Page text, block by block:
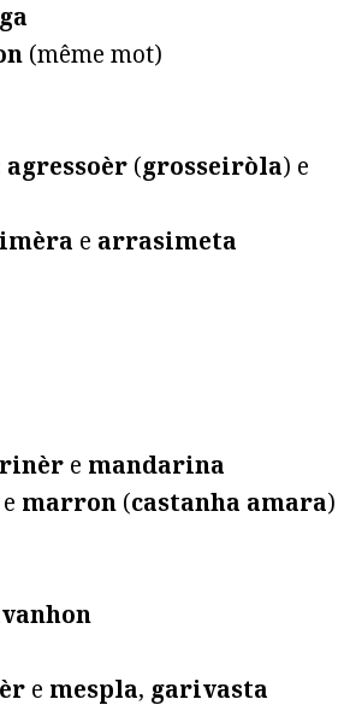
(même mot)
agressoèr (grosseiròla) e
e arrasimeta
e mandarina
e marron (castanha amara)
e mespla, garivasta